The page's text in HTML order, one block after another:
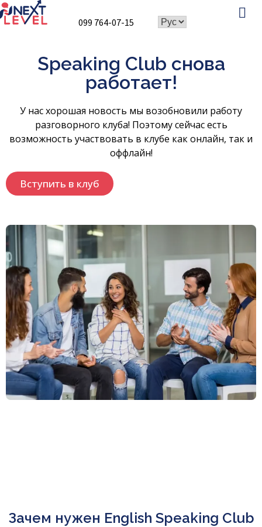
099 764-07-15
Speaking Club снова
работает!
У нас хорошая новость мы возобновили работу
разговорного клуба! Поэтому сейчас есть
возможность участвовать в клубе как онлайн, так и
оффлайн!
Вступить в клуб
Зачем нужен English Speaking Club